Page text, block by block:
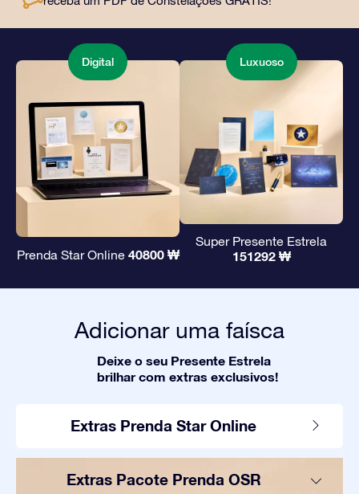
amigos e entes queridos.
Digital
Prenda Star Online 40800 ₩
Luxuoso
Super Presente Estrela
151292 ₩
Adicionar uma faísca
Deixe o seu Presente Estrela
brilhar com extras exclusivos!
Extras Prenda Star Online
Extras Pacote Prenda OSR